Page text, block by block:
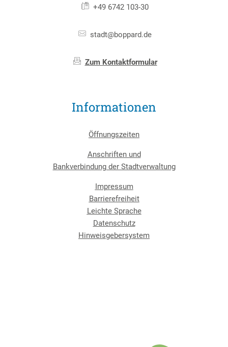
+49 6742 103-30
stadt@boppard.de
Zum Kontaktformular
Informationen
Öffnungszeiten
Anschriften und
Bankverbindung der Stadtverwaltung
Impressum
Barrierefreiheit
Leichte Sprache
Datenschutz
Hinweisgebersystem